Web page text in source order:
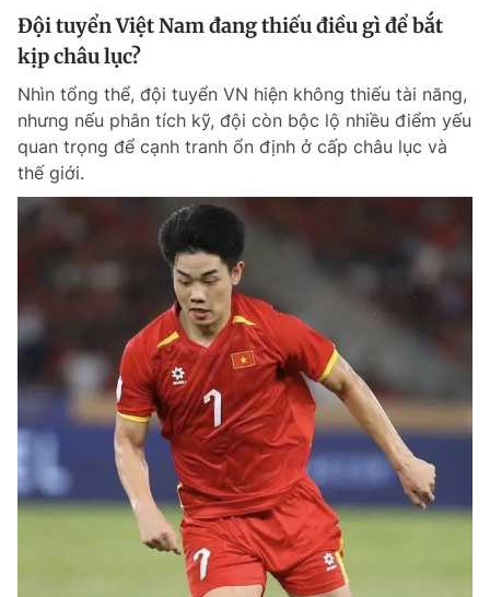
Đội tuyển Việt Nam đang thiếu điều gì để bắt
kịp châu lục?
Nhìn tổng thể, đội tuyển VN hiện không thiếu tài năng,
nhưng nếu phân tích kỹ, đội còn bộc lộ nhiều điểm yếu
quan trọng để cạnh tranh ổn định ở cấp châu lục và
thế giới.